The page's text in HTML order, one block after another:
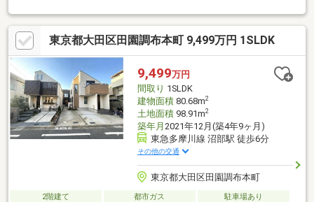
ー◆約1.3帖の書斎スペースあり！在宅ワークも
◎━━━━━━━━━━━━━━━━━━━━━━━■〇お客様
のご条件をお聞かせいただき、ご希望に沿った物件をご紹介いた
します。〇ご自宅やご指定の場所まで送迎も行っております。土
日祝日はもちろん、お仕事終わりの時間帯、平日でもご案内いた
します。当日案内希望など、お気軽にお問合せください！
■━━━━━━━━━━━━━━━━━━━━━━━
東京都大田区田園調布本町 9,499万円 1SLDK
9,499万円
間取り 1SLDK
建物面積80.68m2
土地面積98.91m2
築年月 2021年12月(築4年9ヶ月)
東急多摩川線 沼部駅 徒歩6分
その他の交通
東京都大田区田園調布本町
2階建て 都市ガス
駐車場あり